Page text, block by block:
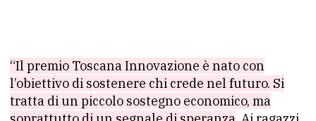
“Il premio Toscana Innovazione è nato con
l’obiettivo di sostenere chi crede nel futuro. Si
tratta di un piccolo sostegno economico, ma